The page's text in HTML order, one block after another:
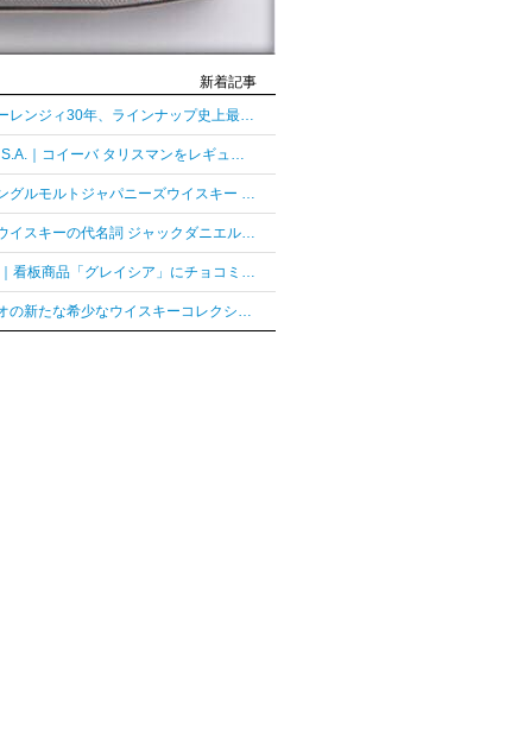
新着記事
グレンモーレンジィ30年、ラインナップ史上最長熟成の30年
Habanos S.A.｜コイーバ タリスマンをレギュラーラインとして復活
「厚岸シングルモルトジャパニーズウイスキー 花ぐはし カリンパニ」が最高金賞、ジャパングランプリ受賞
テネシーウイスキーの代名詞 ジャックダニエル「ジャックダニエル マクラーレン2026ラベル」を数量限定発売
AUDREY｜看板商品「グレイシア」にチョコミントフレーバー「グレイシア チョコミンティ」が新登場
ディアジオの新たな希少なウイスキーコレクション「レア シリーズ」が2026年7月7日（火）より日本発売